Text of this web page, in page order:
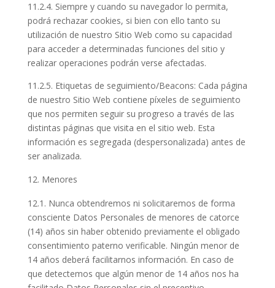
11.2.4. Siempre y cuando su navegador lo permita,
podrá rechazar cookies, si bien con ello tanto su
utilización de nuestro Sitio Web como su capacidad
para acceder a determinadas funciones del sitio y
realizar operaciones podrán verse afectadas.
11.2.5. Etiquetas de seguimiento/Beacons: Cada página
de nuestro Sitio Web contiene píxeles de seguimiento
que nos permiten seguir su progreso a través de las
distintas páginas que visita en el sitio web. Esta
información es segregada (despersonalizada) antes de
ser analizada.
Menores
12.1. Nunca obtendremos ni solicitaremos de forma
consciente Datos Personales de menores de catorce
(14) años sin haber obtenido previamente el obligado
consentimiento paterno verificable. Ningún menor de
14 años deberá facilitarnos información. En caso de
que detectemos que algún menor de 14 años nos ha